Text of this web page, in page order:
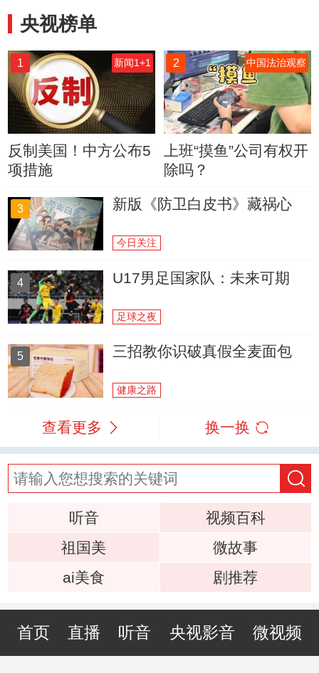
央视榜单
1 新闻1+1
反制美国！中方公布5
项措施
2 中国法治观察
上班“摸鱼”公司有权开
除吗？
3 新版《防卫白皮书》藏祸心
今日关注
4 U17男足国家队：未来可期
足球之夜
5 三招教你识破真假全麦面包
健康之路
查看更多 换一换
听音
视频百科
祖国美
微故事
ai美食
剧推荐
首页 直播 听音 央视影音 微视频